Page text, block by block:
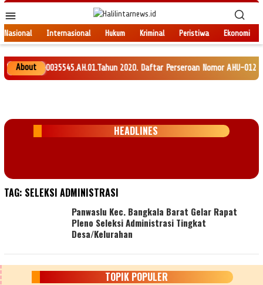
ke
kontenMobile
Nasional Internasional Hukum Kriminal Peristiwa Ekonomi
About
AHU-0035545.AH.01.Tahun 2020. Daftar Perseroan Nomor AHU-
HEADLINES
TAG: SELEKSI ADMINISTRASI
Panwaslu Kec. Bangkala Barat Gelar Rapat
Pleno Seleksi Administrasi Tingkat
Desa/Kelurahan
TOPIK POPULER